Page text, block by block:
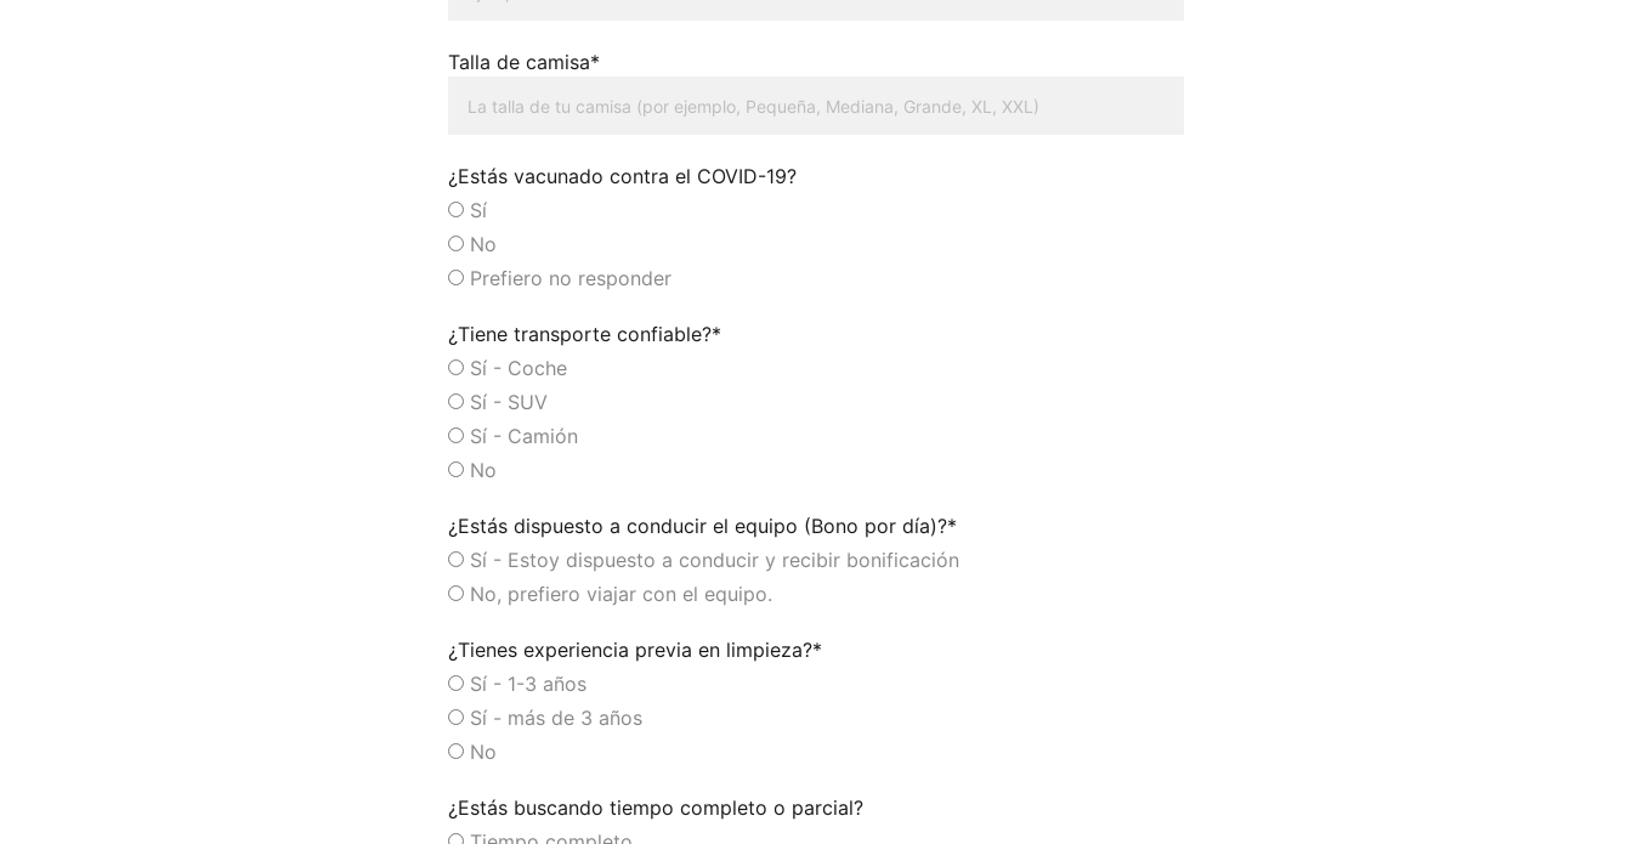
Talla de camisa*
¿Estás vacunado contra el COVID-19?
Sí
No
Prefiero no responder
¿Tiene transporte confiable?*
Sí - Coche
Sí - SUV
Sí - Camión
No
¿Estás dispuesto a conducir el equipo (Bono por día)?*
Sí - Estoy dispuesto a conducir y recibir bonificación
No, prefiero viajar con el equipo.
¿Tienes experiencia previa en limpieza?*
Sí - 1-3 años
Sí - más de 3 años
No
¿Estás buscando tiempo completo o parcial?